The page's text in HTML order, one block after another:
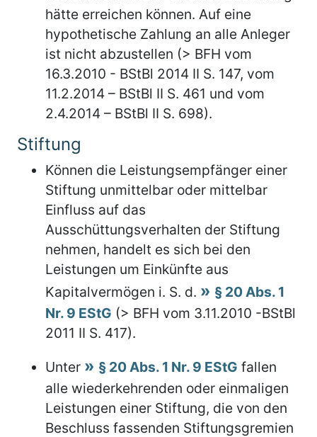
hätte erreichen können. Auf eine
hypothetische Zahlung an alle Anleger
ist nicht abzustellen (> BFH vom
16.3.2010 - BStBl 2014 II S. 147, vom
11.2.2014 – BStBl II S. 461 und vom
2.4.2014 – BStBl II S. 698).
Stiftung
Können die Leistungsempfänger einer
Stiftung unmittelbar oder mittelbar
Einfluss auf das
Ausschüttungsverhalten der Stiftung
nehmen, handelt es sich bei den
Leistungen um Einkünfte aus
Kapitalvermögen i. S. d.
§ 20 Abs. 1
Nr. 9 EStG (> BFH vom 3.11.2010 -BStBl
2011 II S. 417).
Unter
§ 20 Abs. 1 Nr. 9 EStG fallen
alle wiederkehrenden oder einmaligen
Leistungen einer Stiftung, die von den
Beschluss fassenden Stiftungsgremien